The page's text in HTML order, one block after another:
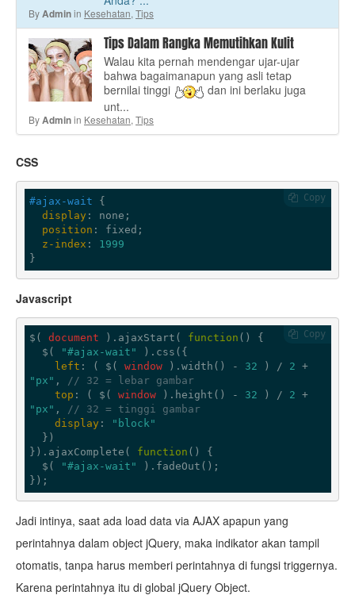
ByAdminin Kesehatan, Tips
Tips Dalam Rangka Memutihkan Kulit
Walau kita pernah mendengar ujar-ujar
bahwa bagaimanapun yang asli tetap
bernilai tinggi
dan ini berlaku juga
unt...
ByAdminin Kesehatan, Tips
CSS
#ajax-wait {
display : none;
position : fixed;
z-index : 1999
}
Copy
Javascript
$( document ).ajaxStart( function ( ) {
  $(
"#ajax-wait"
).css({
left : ( $( window ).width() - 32 ) / 2
"px" ,
// 32 = lebar gambar
top : ( $( window ).height() - 32 ) / 2
"px" ,
// 32 = tinggi gambar
display :
"block"
}).ajaxComplete( function ( ) {
  $(
"#ajax-wait"
).fadeOut();
});
Copy
Jadi intinya, saat ada load data via AJAX apapun yang
perintahnya dalam object jQuery, maka indikator akan tampil
otomatis, tanpa harus memberi perintahnya di fungsi triggernya.
Karena perintahnya itu di global jQuery Object.